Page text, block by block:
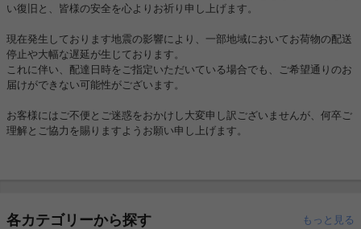
い復旧と、皆様の安全を心よりお祈り申し上げます。
現在発生しております地震の影響により、一部地域においてお荷物の配送
停止や大幅な遅延が生じております。
これに伴い、配達日時をご指定いただいている場合でも、ご希望通りのお
届けができない可能性がございます。
お客様にはご不便とご迷惑をおかけし大変申し訳ございませんが、何卒ご
理解とご協力を賜りますようお願い申し上げます。
各カテゴリーから探す もっと見る